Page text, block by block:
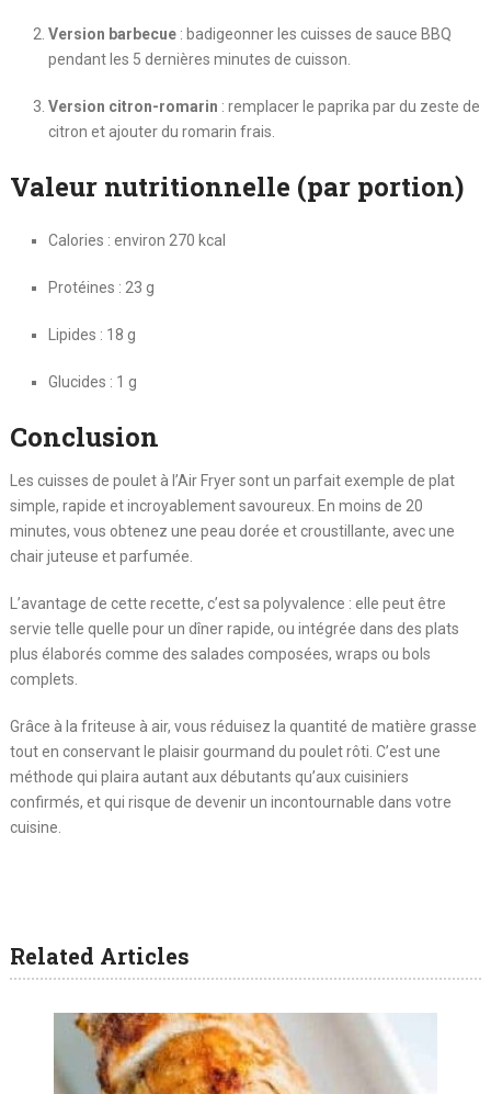
Version barbecue: badigeonner les cuisses de sauce BBQ
pendant les 5 dernières minutes de cuisson.
Version citron-romarin : remplacer le paprika par du zeste de
citron et ajouter du romarin frais.
Valeur nutritionnelle (par portion)
Calories : environ 270 kcal
Protéines : 23 g
Lipides : 18 g
Glucides : 1 g
Conclusion
Les cuisses de poulet à l’Air Fryer sont un parfait exemple de plat
simple, rapide et incroyablement savoureux. En moins de 20
minutes, vous obtenez une peau dorée et croustillante, avec une
chair juteuse et parfumée.
L’avantage de cette recette, c’est sa polyvalence : elle peut être
servie telle quelle pour un dîner rapide, ou intégrée dans des plats
plus élaborés comme des salades composées, wraps ou bols
complets.
Grâce à la friteuse à air, vous réduisez la quantité de matière grasse
tout en conservant le plaisir gourmand du poulet rôti. C’est une
méthode qui plaira autant aux débutants qu’aux cuisiniers
confirmés, et qui risque de devenir un incontournable dans votre
cuisine.
Related Articles